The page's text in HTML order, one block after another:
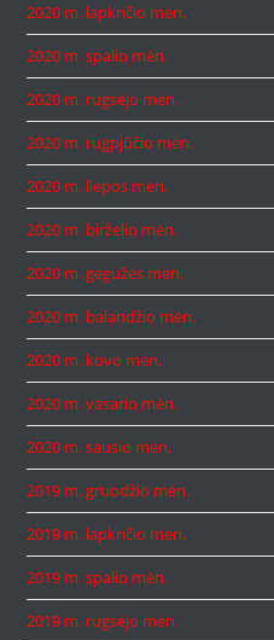
2020 m. lapkričio mėn.
2020 m. spalio mėn.
2020 m. rugsėjo mėn.
2020 m. rugpjūčio mėn.
2020 m. liepos mėn.
2020 m. birželio mėn.
2020 m. gegužės mėn.
2020 m. balandžio mėn.
2020 m. kovo mėn.
2020 m. vasario mėn.
2020 m. sausio mėn.
2019 m. gruodžio mėn.
2019 m. lapkričio mėn.
2019 m. spalio mėn.
2019 m. rugsėjo mėn.